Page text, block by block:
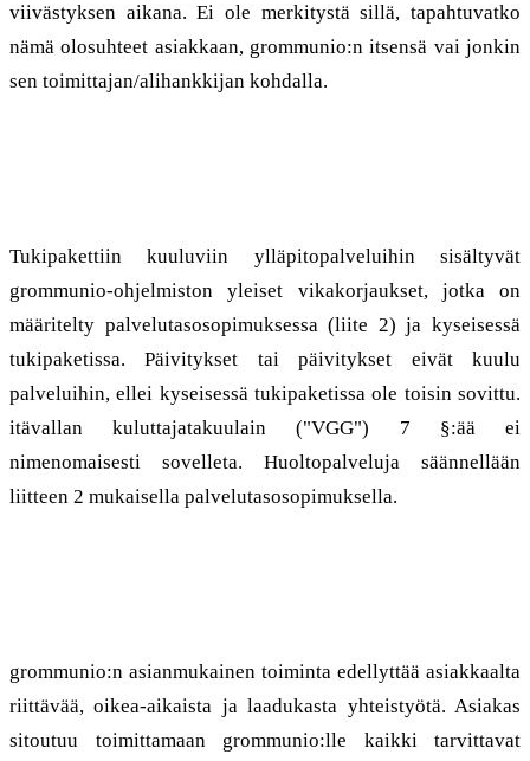
viivästyksen aikana. Ei ole merkitystä sillä, tapahtuvatko
nämä olosuhteet asiakkaan, grommunio:n itsensä vai jonkin
sen toimittajan/alihankkijan kohdalla.
Tukipakettiin kuuluviin ylläpitopalveluihin sisältyvät
grommunio-ohjelmiston yleiset vikakorjaukset, jotka on
määritelty palvelutasosopimuksessa (liite 2) ja kyseisessä
tukipaketissa. Päivitykset tai päivitykset eivät kuulu
palveluihin, ellei kyseisessä tukipaketissa ole toisin sovittu.
itävallan kuluttajatakuulain ("VGG") 7 §:ää ei
nimenomaisesti sovelleta. Huoltopalveluja säännellään
liitteen 2 mukaisella palvelutasosopimuksella.
grommunio:n asianmukainen toiminta edellyttää asiakkaalta
riittävää, oikea-aikaista ja laadukasta yhteistyötä. Asiakas
sitoutuu toimittamaan grommunio:lle kaikki tarvittavat